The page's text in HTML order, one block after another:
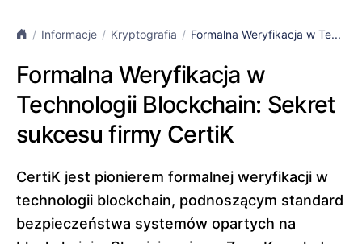
Informacje Kryptografia Formalna Weryfikacja w Te...
Formalna Weryfikacja w
Technologii Blockchain: Sekret
sukcesu firmy CertiK
CertiK jest pionierem formalnej weryfikacji w
technologii blockchain, podnoszącym standard
bezpieczeństwa systemów opartych na